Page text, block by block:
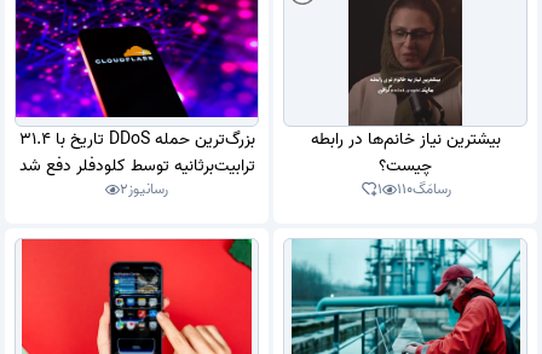
بیشترین نیاز خانم‌ها در رابطه
چیست؟
رسامَگ110
1
بزرگ‌ترین حمله DDoS تاریخ با 31.4
ترابیت‌برثانیه توسط کلودفلر دفع شد
رسانیوز2